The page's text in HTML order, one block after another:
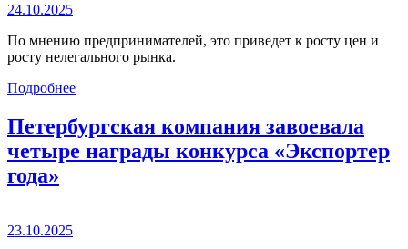
24.10.2025
По мнению предпринимателей, это приведет к росту цен и
росту нелегального рынка.
Подробнее
Петербургская компания завоевала
четыре награды конкурса «Экспортер
года»
23.10.2025